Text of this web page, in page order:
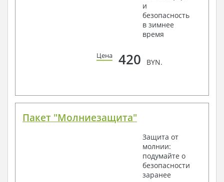
и
безопасность
в зимнее
время
Цена 420 BYN.
Пакет "Молниезащита"
Защита от
молнии:
подумайте о
безопасности
заранее